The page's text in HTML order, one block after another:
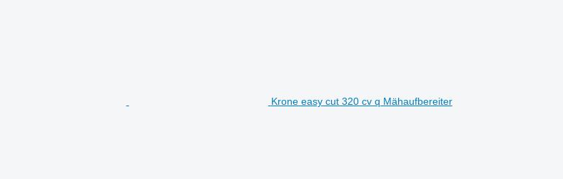
Krone easy cut 320 cv q Mähaufbereiter